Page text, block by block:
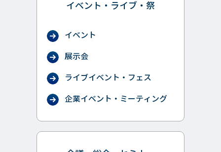
イベント・ライブ・祭
イベント
展示会
ライブイベント・フェス
企業イベント・ミーティング